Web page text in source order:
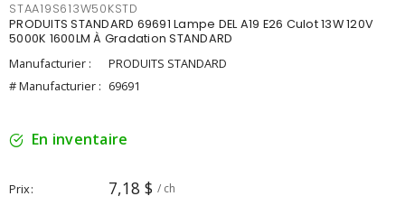
STAA19S613W50KSTD
PRODUITS STANDARD 69691 Lampe DEL A19 E26 Culot 13W 120V
5000K 1600LM À Gradation STANDARD
Manufacturier :
PRODUITS STANDARD
# Manufacturier : 69691
En inventaire
Prix 7,18 $ / ch